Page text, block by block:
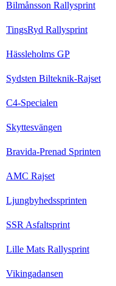
Bilmånsson Rallysprint
TingsRyd Rallysprint
Hässleholms GP
Sydsten Bilteknik-Rajset
C4-Specialen
Skyttesvängen
Bravida-Prenad Sprinten
AMC Rajset
Ljungbyhedssprinten
SSR Asfaltsprint
Lille Mats Rallysprint
Vikingadansen